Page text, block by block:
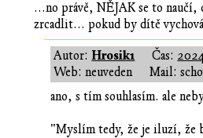
...no právě, NĚJAK se to naučí,
zrcadlit... pokud by dítě
Autor:Hrosik1 Čas:
Web: neuveden
Mail:
ano, s tím souhlasím. ale
"Myslím tedy, že je iluzí, že